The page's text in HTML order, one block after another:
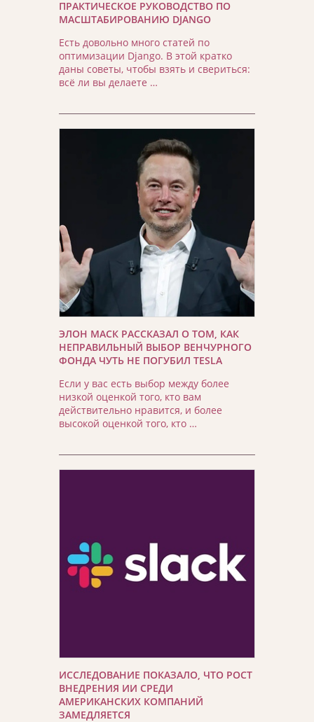
ПРАКТИЧЕСКОЕ РУКОВОДСТВО ПО
МАСШТАБИРОВАНИЮ DJANGO
Есть довольно много статей по
оптимизации Django. В этой кратко
даны советы, чтобы взять и свериться:
всё ли вы делаете …
ЭЛОН МАСК РАССКАЗАЛ О ТОМ, КАК
НЕПРАВИЛЬНЫЙ ВЫБОР ВЕНЧУРНОГО
ФОНДА ЧУТЬ НЕ ПОГУБИЛ TESLA
Если у вас есть выбор между более
низкой оценкой того, кто вам
действительно нравится, и более
высокой оценкой того, кто …
ИССЛЕДОВАНИЕ ПОКАЗАЛО, ЧТО РОСТ
ВНЕДРЕНИЯ ИИ СРЕДИ
АМЕРИКАНСКИХ КОМПАНИЙ
ЗАМЕДЛЯЕТСЯ